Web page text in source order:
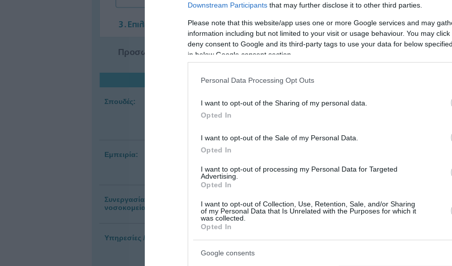
Downstream Participants that may further disclose it to other third parties.
Please note that this website/app uses one or more Google services and may
information including but not limited to your visit or usage behaviour. You may
deny consent to Google and its third-party tags to use your data for below
in below Google consent section.
Personal Data Processing Opt Outs
I want to opt-out of the Sharing of my personal data.
Opted In
I want to opt-out of the Sale of my Personal Data.
Opted In
I want to opt-out of processing my Personal Data for Targeted
Advertising.
Opted In
I want to opt-out of Collection, Use, Retention, Sale, and/or Sharing
of my Personal Data that Is Unrelated with the Purposes for which it
was collected.
Opted In
Google consents
Εκτιμώμενη διάρκεια
Προσωπικό μήνυμα
Πλήρης έλεγχος φλεβικών και αρτηριακών παθήσεων με τρίπλεξ ντόπλερ
συνενώσεων αρτηριών κ καρωτίδων. Εκτίμηση κινδύνου εγκεφαλικού με
Σπουδές:
Ο Τζορμπατζόγλου Ιωάννης, αγγειοχειρουργός - αγγειολόγος, είναι
ειδικευθεί στην αγγειοχειρουργική στο Ναυτικό Νοσοκομείο Αθηνών, στο
Ερυθρό Σταυρό. Μετεκπαιδεύτηκε στις ενδαγγειακές τεχνικές και είναι
Εμπειρία:
Ειδικότητα σε μεγάλα νοσοκομεία των Αθηνών (Άγιος Σάββας, Ερυθρός
κλινικής Ευγενίδιου νοσοκομείου Επιστημονικός υπεύθυνος
Επιστημονικός συνεργάτης του ομίλου Ιασώ (Ιασώ General, Ιασώ
Συνεργασία με
νοσοκομεία:
Υπηρεσίες / Θεραπείες:
Στα ιατρεία του, σε ένα περιβάλλον σύγχρονο και φιλικό προς τον
◦Αντιμετώπιση της καρωτιδικής νόσου τόσο με τη χρήση στεντ όσο και